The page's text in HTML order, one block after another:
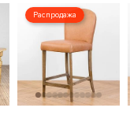
Распродажа